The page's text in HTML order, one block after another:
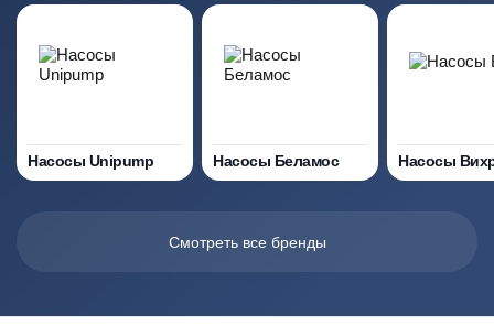
Насосы Unipump Насосы Беламос Насосы
Смотреть все бренды